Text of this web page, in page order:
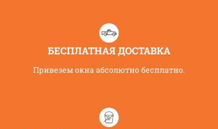
БЕСПЛАТНАЯ ДОСТАВКА
Привезем окна абсолютно бесплатно.